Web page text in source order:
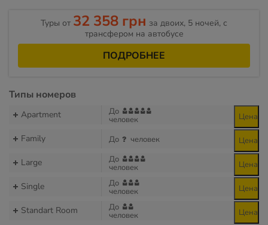
Туры от 32 358 грн за двоих, 5 ночей, с
трансфером на автобусе
ПОДРОБНЕЕ
Типы номеров
Apartment До
человек Цена
Family До человек Цена
Large До
человек Цена
Single До
человек Цена
Standart Room До
человек Цена